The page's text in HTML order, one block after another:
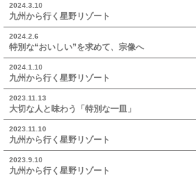
2024.3.10
九州から行く星野リゾート
2024.2.6
特別な“おいしい”を求めて、宗像へ
2024.1.10
九州から行く星野リゾート
2023.11.13
大切な人と味わう「特別な一皿」
2023.11.10
九州から行く星野リゾート
2023.9.10
九州から行く星野リゾート